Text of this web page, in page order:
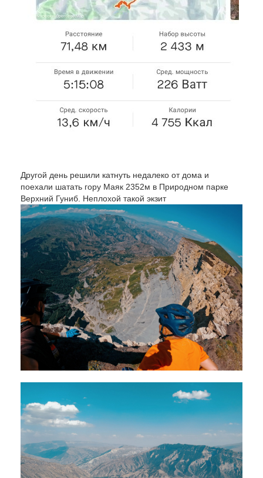
Другой день решили катнуть недалеко от дома и
поехали шатать гору Маяк 2352м в Природном парке
Верхний Гуниб. Неплохой такой экзит